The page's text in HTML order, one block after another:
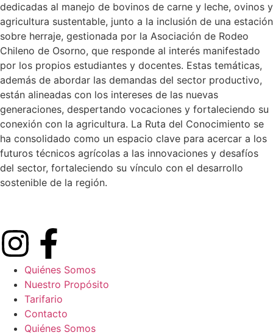
dedicadas al manejo de bovinos de carne y leche, ovinos y
agricultura sustentable, junto a la inclusión de una estación
sobre herraje, gestionada por la Asociación de Rodeo
Chileno de Osorno, que responde al interés manifestado
por los propios estudiantes y docentes. Estas temáticas,
además de abordar las demandas del sector productivo,
están alineadas con los intereses de las nuevas
generaciones, despertando vocaciones y fortaleciendo su
conexión con la agricultura. La Ruta del Conocimiento se
ha consolidado como un espacio clave para acercar a los
futuros técnicos agrícolas a las innovaciones y desafíos
del sector, fortaleciendo su vínculo con el desarrollo
sostenible de la región.
Quiénes Somos
Nuestro Propósito
Tarifario
Contacto
Quiénes Somos